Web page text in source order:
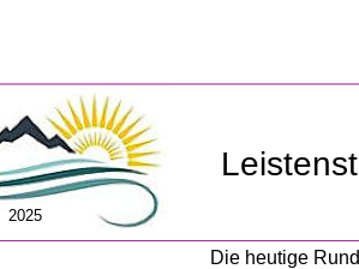
Die heutige
2025